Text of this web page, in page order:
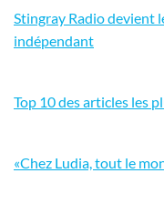
Stingray Radio devient
indépendant
Top 10 des articles les
«Chez Ludia, tout le